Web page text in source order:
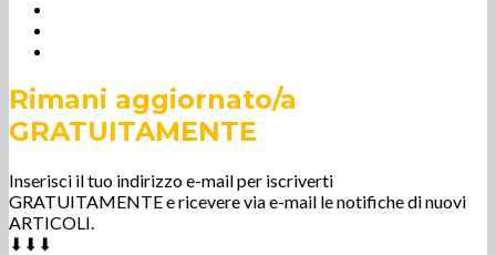
Rimani aggiornato/a
GRATUITAMENTE
Inserisci il tuo indirizzo e-mail per iscriverti
GRATUITAMENTE e ricevere via e-mail le notifiche di nuovi
ARTICOLI.
⬇⬇⬇